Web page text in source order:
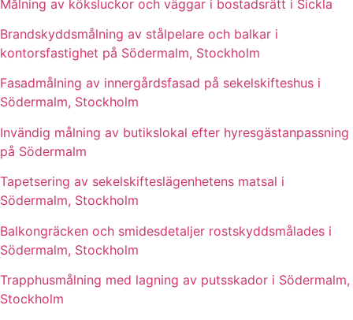
Målning av köksluckor och väggar i bostadsrätt i Sickla
Brandskyddsmålning av stålpelare och balkar i
kontorsfastighet på Södermalm, Stockholm
Fasadmålning av innergårdsfasad på sekelskifteshus i
Södermalm, Stockholm
Invändig målning av butikslokal efter hyresgästanpassning
på Södermalm
Tapetsering av sekelskifteslägenhetens matsal i
Södermalm, Stockholm
Balkongräcken och smidesdetaljer rostskyddsmålades i
Södermalm, Stockholm
Trapphusmålning med lagning av putsskador i Södermalm,
Stockholm